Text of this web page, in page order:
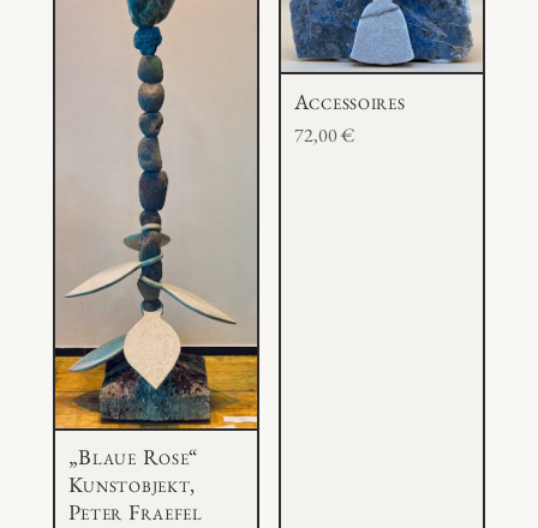
„Blaue Rose“
Kunstobjekt,
Peter Fraefel
Accessoires
72,00€